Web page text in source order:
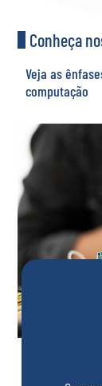
Conheça
Veja as
computação